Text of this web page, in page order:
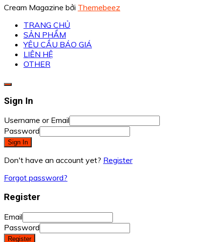
Cream Magazine bởi Themebeez
TRANG CHỦ
SẢN PHẨM
YÊU CẦU BÁO GIÁ
LIÊN HỆ
OTHER
Sign In
Username or Email
Password
Sign In
Don't have an account yet? Register
Forgot password?
Register
Email
Password
Register